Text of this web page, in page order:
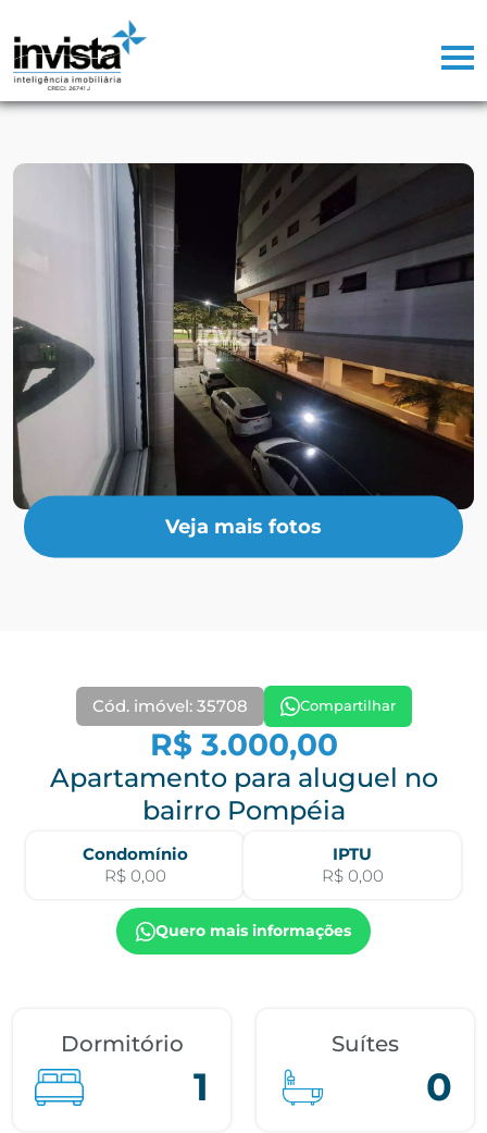
Veja mais fotos
Cód. imóvel: 35708 Compartilhar
R$ 3.000,00
Apartamento para aluguel no
bairro Pompéia
Condomínio
R$ 0,00
IPTU
R$ 0,00
Quero mais informações
Dormitório
1
Suítes
0